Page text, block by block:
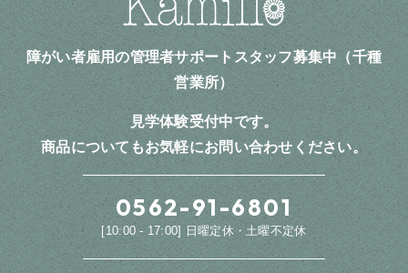
障がい者雇用の管理者サポートスタッフ募集中（千種
営業所）
見学体験受付中です。
商品についてもお気軽にお問い合わせください。
0562-91-6801
[10:00 - 17:00] 日曜定休・土曜不定休